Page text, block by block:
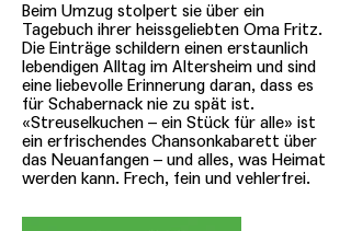
Beim Umzug stolpert sie über ein
Tagebuch ihrer heissgeliebten Oma Fritz.
Die Einträge schildern einen erstaunlich
lebendigen Alltag im Altersheim und sind
eine liebevolle Erinnerung daran, dass es
für Schabernack nie zu spät ist.
«Streuselkuchen – ein Stück für alle» ist
ein erfrischendes Chansonkabarett über
das Neuanfangen – und alles, was Heimat
werden kann. Frech, fein und vehlerfrei.